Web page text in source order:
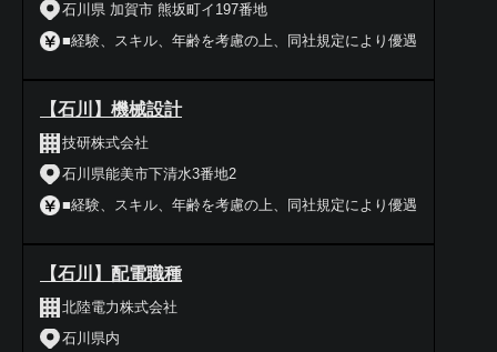
石川県 加賀市 熊坂町イ197番地
■経験、スキル、年齢を考慮の上、同社規定により優遇
【石川】機械設計
技研株式会社
石川県能美市下清水3番地2
■経験、スキル、年齢を考慮の上、同社規定により優遇
【石川】配電職種
北陸電力株式会社
石川県内